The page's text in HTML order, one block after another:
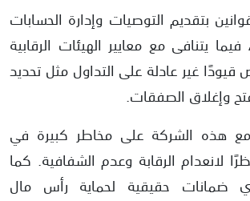
بتقديم التوصيات وإدارة الحسابات
فيما يتنافى مع معايير الهيئات الرقابية
قيودًا غير عادلة على التداول مثل تحديد
وإغلاق الصفقات.
هذه الشركة على مخاطر كبيرة في
لانعدام الرقابة وعدم الشفافية. كما
ضمانات حقيقية لحماية رأس مال